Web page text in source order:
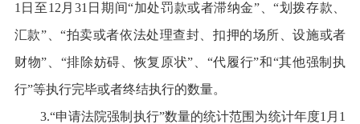
1 日至12 月 31 日期间“加处罚款或者滞纳金” 、“划拨存款、
汇款” 、“拍卖或者依法处理查封、扣押的场所、设施或者
财物” “排除妨碍、恢复原状” “代履行”和“其他强制执
行”等执行完毕或者终结执行的数量。
3.“申请法院强制执行”数量的统计范围为统计年度1 月 1